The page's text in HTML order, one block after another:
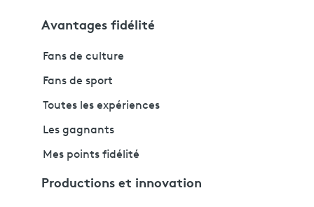
Avantages fidélité
Fans de culture
Fans de sport
Toutes les expériences
Les gagnants
Mes points fidélité
Productions et innovation